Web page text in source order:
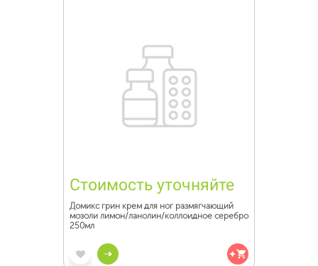
Стоимость уточняйте
Домикс грин крем для ног размягчающий
мозоли лимон/ланолин/коллоидное серебро
250мл